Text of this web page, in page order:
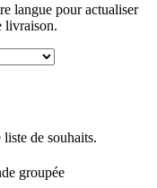
langue pour actualiser
livraison.
de souhaits.
groupée